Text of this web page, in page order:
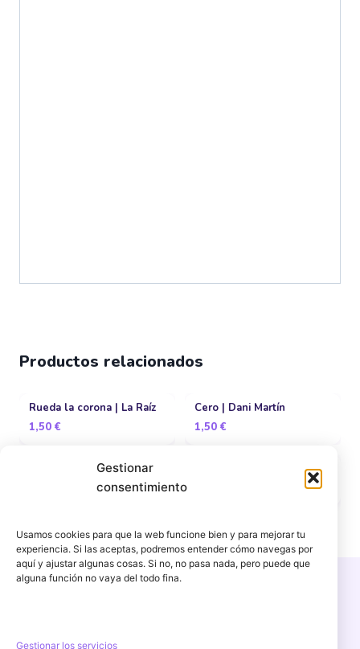
Gestionar
consentimiento
Usamos cookies para que la web funcione bien y para mejorar tu
experiencia. Si las aceptas, podremos entender cómo navegas por
aquí y ajustar algunas cosas. Si no, no pasa nada, pero puede que
alguna función no vaya del todo fina.
Gestionar los servicios
Productos relacionados
Rueda la corona | La Raíz
1,50 €
Cero | Dani Martín
1,50 €
Puedes contar conmigo |
La oreja de Van Gogh